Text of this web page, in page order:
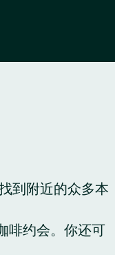
到附近的众多本
啡约会。你还可